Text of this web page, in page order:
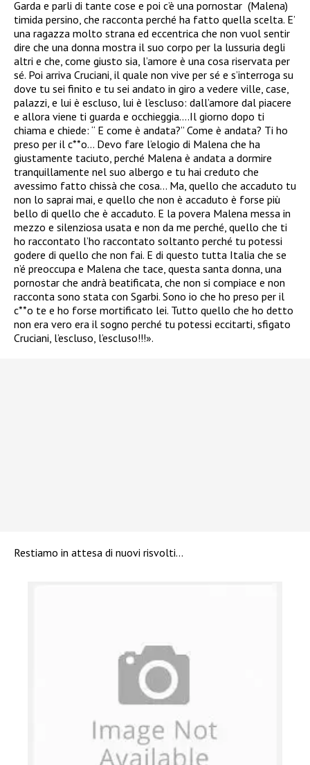
Garda e parli di tante cose e poi c’è una pornostar (Malena)
timida persino, che racconta perché ha fatto quella scelta. E’
una ragazza molto strana ed eccentrica che non vuol sentir
dire che una donna mostra il suo corpo per la lussuria degli
altri e che, come giusto sia, l’amore è una cosa riservata per
sé. Poi arriva Cruciani, il quale non vive per sé e s’interroga su
dove tu sei finito e tu sei andato in giro a vedere ville, case,
palazzi, e lui è escluso, lui è l’escluso: dall’amore dal piacere
e allora viene ti guarda e occhieggia….Il giorno dopo ti
chiama e chiede: “ E come è andata?” Come è andata? Ti ho
preso per il c**o… Devo fare l’elogio di Malena che ha
giustamente taciuto, perché Malena è andata a dormire
tranquillamente nel suo albergo e tu hai creduto che
avessimo fatto chissà che cosa… Ma, quello che accaduto tu
non lo saprai mai, e quello che non è accaduto è forse più
bello di quello che è accaduto. E la povera Malena messa in
mezzo e silenziosa usata e non da me perché, quello che ti
ho raccontato l’ho raccontato soltanto perché tu potessi
godere di quello che non fai. E di questo tutta Italia che se
n’é preoccupa e Malena che tace, questa santa donna, una
pornostar che andrà beatificata, che non si compiace e non
racconta sono stata con Sgarbi. Sono io che ho preso per il
c**o te e ho forse mortificato lei. Tutto quello che ho detto
non era vero era il sogno perché tu potessi eccitarti, sfigato
Cruciani, l’escluso, l’escluso!!!».
Restiamo in attesa di nuovi risvolti…